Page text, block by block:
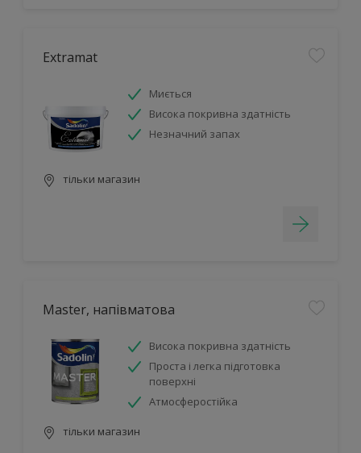
Extramat
Миється
Висока покривна здатність
Незначний запах
тільки магазин
Master, напівматова
Висока покривна здатність
Проста і легка підготовка
поверхні
Атмосферостійка
тільки магазин